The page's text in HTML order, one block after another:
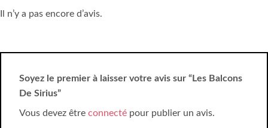
Il n’y a pas encore d’avis.
Soyez le premier à laisser votre avis sur “Les Balcons
De Sirius”
Vous devez être connecté pour publier un avis.